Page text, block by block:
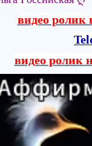
видео ролик
видео ролик